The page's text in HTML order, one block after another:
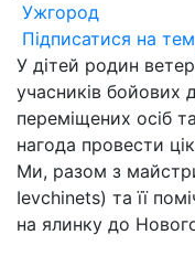
Ужгород
Підписатися на
У дітей родин
учасників
переміщених осіб
нагода провести
Ми, разом з
Ievchinets) та її
на ялинку до